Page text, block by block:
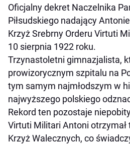
Oficjalny dekret Naczelnika
Piłsudskiego nadający
Krzyż Srebrny Orderu Virtuti
10 sierpnia 1922 roku.
Trzynastoletni gimnazjalista,
prowizorycznym szpitalu na
tym samym najmłodszym w
najwyższego polskiego
Rekord ten pozostaje
Virtuti Militari Antoni
Krzyż Walecznych, co